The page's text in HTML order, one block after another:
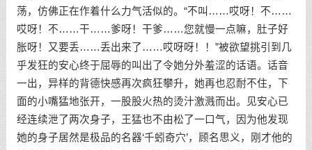
荡，仿佛正在作着什么力气活似的。“不叫……哎呀！不……
哎呀！不……干……爹呀！干爹……您就慢一点嘛，肚子好
胀呀！又要丢……丢出来了……哎呀呀！！”被欲望挑引到几
乎发狂的安心终于屈辱的叫出了令她分外羞涩的话语。话音
一出，异样的背德快感再次疯狂攀升，她再也忍耐不住，下
面的小嘴猛地张开，一股股火热的烫汁激溅而出。见安心已
经连续泄了两次身子，王猛也不由松了一口气，因为他发现
她的身子居然是极品的名器‘千蚓奇穴’，顾名思义，刚才他的